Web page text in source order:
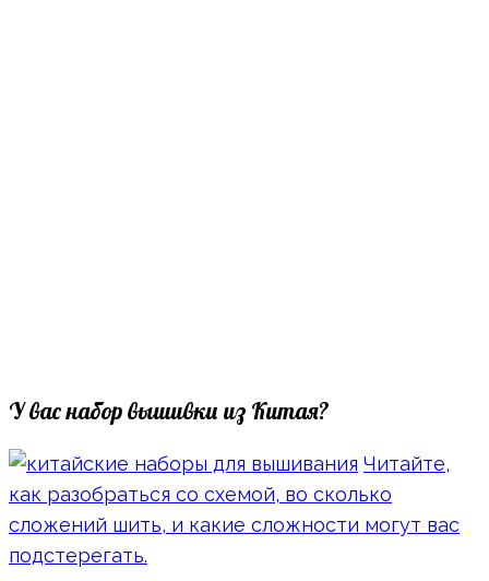
У вас набор вышивки из Китая?
Читайте,
как разобраться со схемой, во сколько
сложений шить, и какие сложности могут вас
подстерегать.